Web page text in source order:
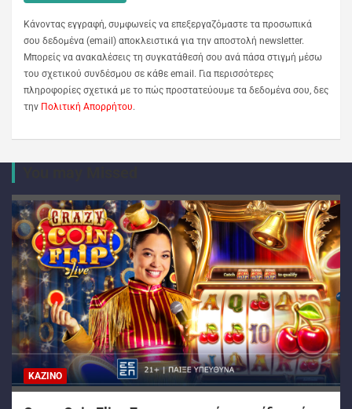
Κάνοντας εγγραφή, συμφωνείς να επεξεργαζόμαστε τα προσωπικά
σου δεδομένα (email) αποκλειστικά για την αποστολή newsletter.
Μπορείς να ανακαλέσεις τη συγκατάθεσή σου ανά πάσα στιγμή μέσω
του σχετικού συνδέσμου σε κάθε email. Για περισσότερες
πληροφορίες σχετικά με το πώς προστατεύουμε τα δεδομένα σου, δες
την Πολιτική Απορρήτου.
ΚΑΖΊΝΟ